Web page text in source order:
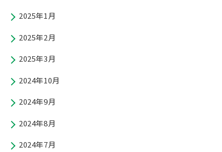
2025年1月
2025年2月
2025年3月
2024年10月
2024年9月
2024年8月
2024年7月